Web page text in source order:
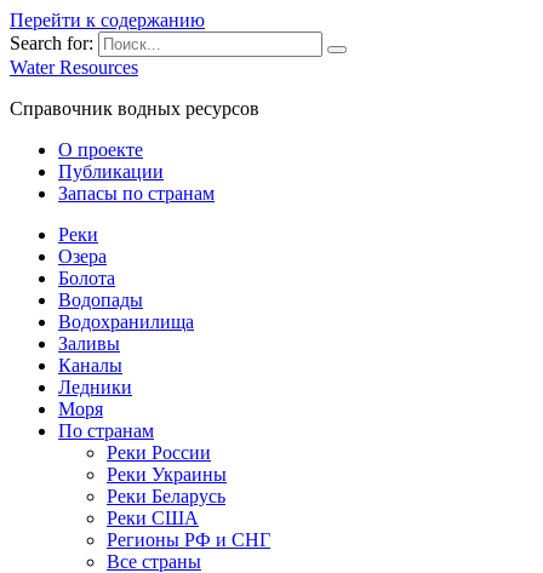
Перейти к содержанию
Search for:
Water Resources
Справочник водных ресурсов
О проекте
Публикации
Запасы по странам
Реки
Озера
Болота
Водопады
Водохранилища
Заливы
Каналы
Ледники
Моря
По странам
Реки России
Реки Украины
Реки Беларусь
Реки США
Регионы РФ и СНГ
Все страны